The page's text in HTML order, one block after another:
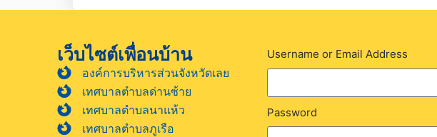
เว็บไซต์เพื่อนบ้าน
องค์การบริหารส่วนจังหวัดเลย
เทศบาลตำบลด่านซ้าย
เทศบาลตำบลนาแห้ว
เทศบาลตำบลภูเรือ
Username or Email Address
Password